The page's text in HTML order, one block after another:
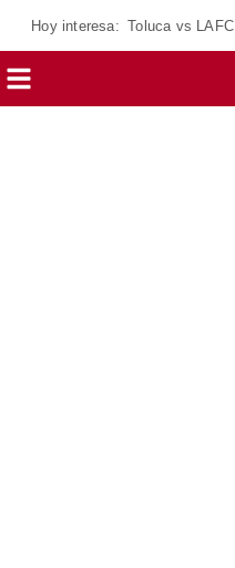
Hoy interesa: Toluca vs LAFC